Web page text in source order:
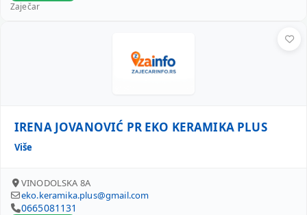
Zaječar
IRENA JOVANOVIĆ PR EKO KERAMIKA PLUS
Više
VINODOLSKA 8A
eko.keramika.plus@gmail.com
0665081131